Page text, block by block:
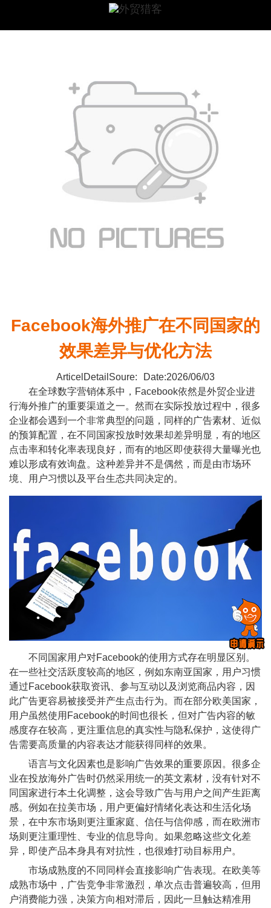
Facebook海外推广在不同国家的
效果差异与优化方法
ArticelDetailSoure:
Date:2026/06/03
在全球数字营销体系中，Facebook依然是外贸企业进
行海外推广的重要渠道之一。然而在实际投放过程中，很多
企业都会遇到一个非常典型的问题，同样的广告素材、近似
的预算配置，在不同国家投放时效果却差异明显，有的地区
点击率和转化率表现良好，而有的地区即使获得大量曝光也
难以形成有效询盘。这种差异并不是偶然，而是由市场环
境、用户习惯以及平台生态共同决定的。
不同国家用户对Facebook的使用方式存在明显区别。
在一些社交活跃度较高的地区，例如东南亚国家，用户习惯
通过Facebook获取资讯、参与互动以及浏览商品内容，因
此广告更容易被接受并产生点击行为。而在部分欧美国家，
用户虽然使用Facebook的时间也很长，但对广告内容的敏
感度存在较高，更注重信息的真实性与隐私保护，这使得广
告需要高质量的内容表达才能获得同样的效果。
语言与文化因素也是影响广告效果的重要原因。很多企
业在投放海外广告时仍然采用统一的英文素材，没有针对不
同国家进行本土化调整，这会导致广告与用户之间产生距离
感。例如在拉美市场，用户更偏好情绪化表达和生活化场
景，在中东市场则更注重家庭、信任与信仰感，而在欧洲市
场则更注重理性、专业的信息导向。如果忽略这些文化差
异，即使产品本身具有对抗性，也很难打动目标用户。
市场成熟度的不同同样会直接影响广告表现。在欧美等
成熟市场中，广告竞争非常激烈，单次点击普遍较高，但用
户消费能力强，决策方向相对滞后，因此一旦触达精准用